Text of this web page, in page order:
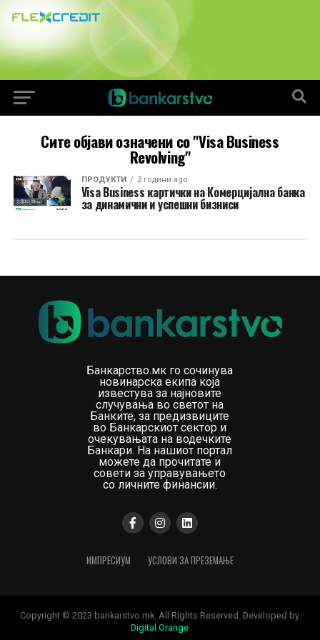
Сите објави означени со "Visa Business
Revolving"
ПРОДУКТИ 2 години ago
Visa Business картички на Комерцијална банка
за динамични и успешни бизниси
Банкарство.мк го сочинува
новинарска екипа која
известува за најновите
случувања во светот на
Банките, за предизвиците
во Банкарскиот сектор и
очекувањата на водечките
Банкари. На нашиот портал
можете да прочитате и
совети за управувањето
со личните финансии.
ИМПРЕСИУМ УСЛОВИ ЗА ПРЕЗЕМАЊЕ
Copyright © 2023 bankarstvo.mk. All Rights Reserved. Developed by
Digital Orange